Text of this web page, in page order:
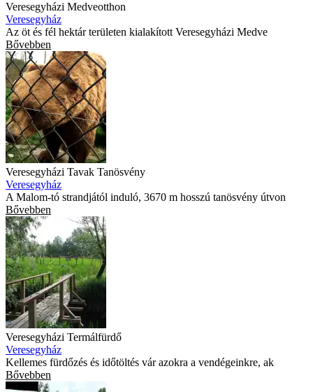
Veresegyházi Medveotthon
Veresegyház
Az öt és fél hektár területen kialakított Veresegyházi Medve
Bővebben
Veresegyházi Tavak Tanösvény
Veresegyház
A Malom-tó strandjától induló, 3670 m hosszú tanösvény útvon
Bővebben
Veresegyházi Termálfürdő
Veresegyház
Kellemes fürdőzés és időtöltés vár azokra a vendégeinkre, ak
Bővebben